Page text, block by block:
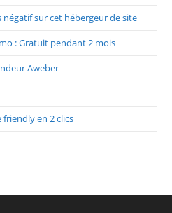
négatif sur cet hébergeur de site
: Gratuit pendant 2 mois
Aweber
en 2 clics